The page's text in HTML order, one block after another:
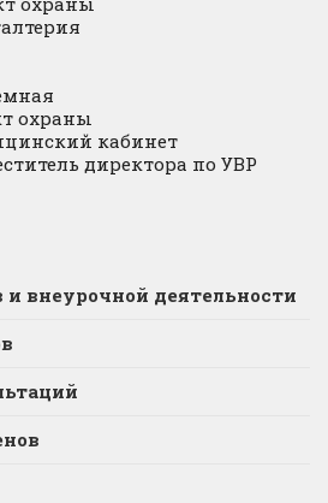
охраны
кабинет
директора по УВР
и внеурочной деятельности